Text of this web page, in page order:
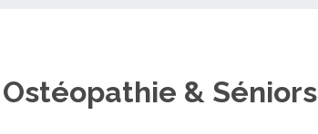
Ostéopathie & Séniors